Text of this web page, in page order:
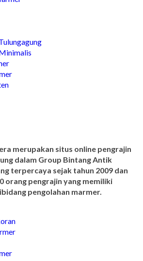
merupakan situs online pengrajin
dalam Group Bintang Antik
terpercaya sejak tahun 2009 dan
orang pengrajin yang memiliki
pengolahan marmer.